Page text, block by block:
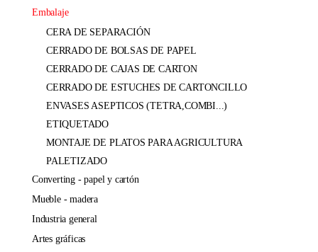
embalaje
CERA DE SEPARACIÓN
CERRADO DE BOLSAS DE PAPEL
CERRADO DE CAJAS DE CARTON
CERRADO DE ESTUCHES DE CARTONCILLO
ENVASES ASEPTICOS (TETRA,COMBI...)
ETIQUETADO
MONTAJE DE PLATOS PARA AGRICULTURA
PALETIZADO
converting - papel y cartón
mueble - madera
industria general
artes gráficas